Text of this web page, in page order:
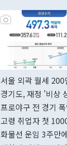
서울 외곽 월세 200
경기도, 재정 '비상
프로야구 전 경기
고령 취업자 첫
화물선 운임 3주만